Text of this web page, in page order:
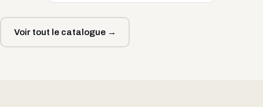
Voir tout le catalogue →